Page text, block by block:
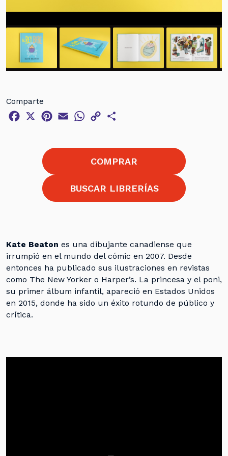
Comparte
Facebook
X Pinterest
Email WhatsApp
Copy
Link
COMPRAR
BUSCAR LIBRERÍAS
Kate Beaton es una dibujante canadiense que
irrumpió en el mundo del cómic en 2007. Desde
entonces ha publicado sus ilustraciones en revistas
como The New Yorker o Harper’s. La princesa y el poni,
su primer álbum infantil, apareció en Estados Unidos
en 2015, donde ha sido un éxito rotundo de público y
crítica.